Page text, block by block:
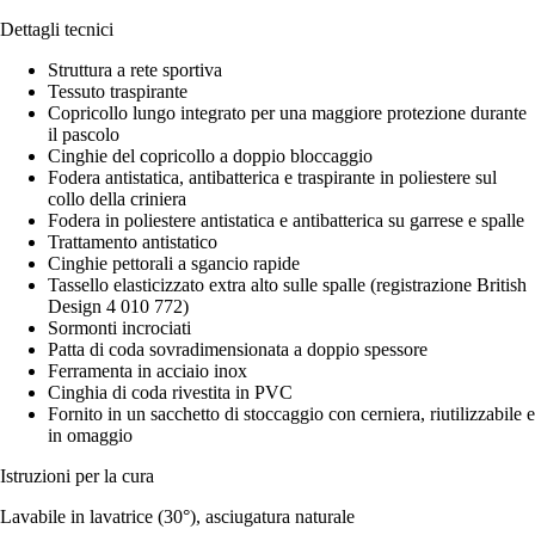
Dettagli tecnici
Struttura a rete sportiva
Tessuto traspirante
Copricollo lungo integrato per una maggiore protezione durante
il pascolo
Cinghie del copricollo a doppio bloccaggio
Fodera antistatica, antibatterica e traspirante in poliestere sul
collo della criniera
Fodera in poliestere antistatica e antibatterica su garrese e spalle
Trattamento antistatico
Cinghie pettorali a sgancio rapide
Tassello elasticizzato extra alto sulle spalle (registrazione British
Design 4 010 772)
Sormonti incrociati
Patta di coda sovradimensionata a doppio spessore
Ferramenta in acciaio inox
Cinghia di coda rivestita in PVC
Fornito in un sacchetto di stoccaggio con cerniera, riutilizzabile e
in omaggio
Istruzioni per la cura
Lavabile in lavatrice (30°), asciugatura naturale